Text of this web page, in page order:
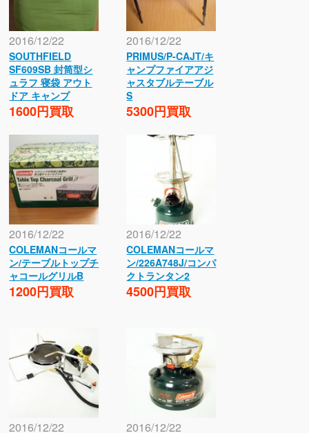
2016/12/22
SOUTHFIELD
SF609SB 封筒型シ
ュラフ 寝袋 アウト
ドア キャンプ
1600円買取
2016/12/22
PRIMUS/P-CAJT/キ
ャンプファイアアジ
ャスタブルテーブル
S
5300円買取
2016/12/22
COLEMANコールマ
ン/テーブルトップチ
ャコールグリルB
1200円買取
2016/12/22
COLEMANコールマ
ン/226A748J/コンパ
クトランタン2
4500円買取
2016/12/22 2016/12/22